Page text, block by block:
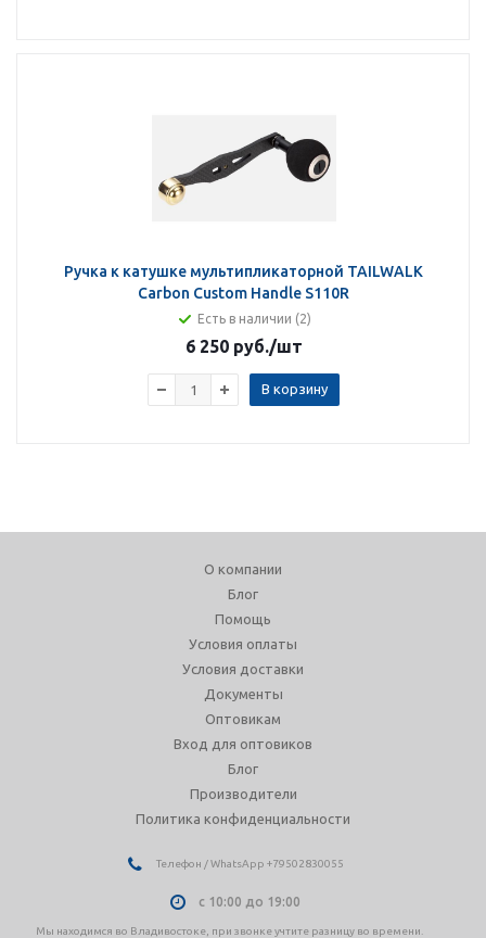
Ручка к катушке мультипликаторной TAILWALK
Carbon Custom Handle S110R
Есть в наличии (2)
6 250 руб./шт
В корзину
О компании
Блог
Помощь
Условия оплаты
Условия доставки
Документы
Оптовикам
Вход для оптовиков
Блог
Производители
Политика конфиденциальности
Телефон / WhatsApp +79502830055
с 10:00 до 19:00
Мы находимся во Владивостоке, при звонке учтите разницу во времени.